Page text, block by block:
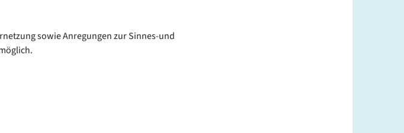
sowie Anregungen zur Sinnes-und